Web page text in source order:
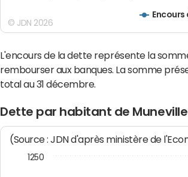
© JDN 2026
L'encours de la dette représente la
rembourser aux banques. La somme
total au 31 décembre.
Dette par habitant de
(Source : JDN d'après ministère de
1250